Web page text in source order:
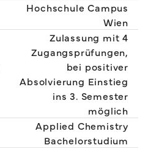
Hochschule Campus
Wien
Zulassung mit 4
Zugangsprüfungen,
bei positiver
Absolvierung Einstieg
ins 3. Semester
möglich
Applied Chemistry
Bachelorstudium